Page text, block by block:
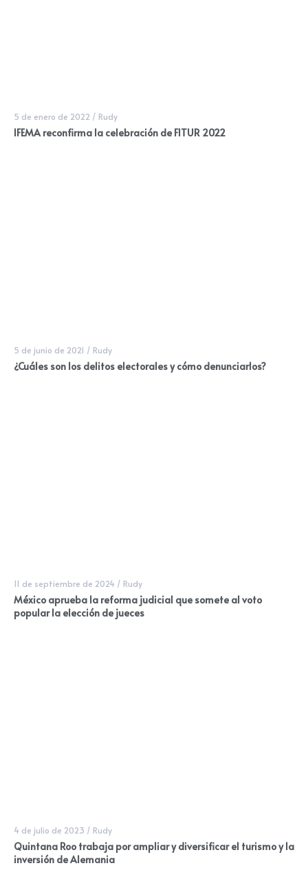
5 de enero de 2022 / Rudy
IFEMA reconfirma la celebración de FITUR 2022
5 de junio de 2021 / Rudy
¿Cuáles son los delitos electorales y cómo denunciarlos?
11 de septiembre de 2024 / Rudy
México aprueba la reforma judicial que somete al voto
popular la elección de jueces
4 de julio de 2023 / Rudy
Quintana Roo trabaja por ampliar y diversificar el turismo y la
inversión de Alemania